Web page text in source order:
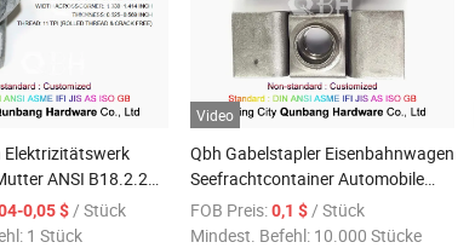
Elektrizitätswerk
ANSI B18.2.2
Herstellung
0,05 $ / Stück
1 Stück
Video
Qbh Gabelstapler Eisenbahnwagen
Seefrachtcontainer Automobile
Büromöbel Geräte Quadrat
Rundloch Schwimmendes Gehege
FOB Preis:0,1 $ / Stück
Mindest. Befehl: 10.000 Stücke